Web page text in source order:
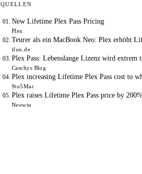
QUELLEN
New Lifetime Plex Pass Pricing
Plex
Teurer als ein MacBook Neo: Plex erhöht
ifun.de
Plex Pass: Lebenslange Lizenz wird extrem
Caschys Blog
Plex increasing Lifetime Plex Pass cost to
9to5Mac
Plex raises Lifetime Plex Pass price by
Neowin